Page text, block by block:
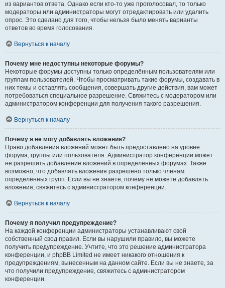
из вариантов ответа. Однако если кто-то уже проголосовал, то только
модераторы или администраторы могут отредактировать или удалить
опрос. Это сделано для того, чтобы нельзя было менять варианты
ответов во время голосования.
Вернуться к началу
Почему мне недоступны некоторые форумы?
Некоторые форумы доступны только определённым пользователям или
группам пользователей. Чтобы просматривать такие форумы, создавать в
них темы и оставлять сообщения, совершать другие действия, вам может
потребоваться специальное разрешение. Свяжитесь с модератором или
администратором конференции для получения такого разрешения.
Вернуться к началу
Почему я не могу добавлять вложения?
Право добавления вложений может быть предоставлено на уровне
форума, группы или пользователя. Администратор конференции может
не разрешить добавление вложений в определённых форумах. Также
возможно, что добавлять вложения разрешено только членам
определённых групп. Если вы не знаете, почему не можете добавлять
вложения, свяжитесь с администратором конференции.
Вернуться к началу
Почему я получил предупреждение?
На каждой конференции администраторы устанавливают свой
собственный свод правил. Если вы нарушили правило, вы можете
получить предупреждение. Учтите, что это решение администратора
конференции, и phpBB Limited не имеет никакого отношения к
предупреждениям, вынесенным на данном сайте. Если вы не знаете, за
что получили предупреждение, свяжитесь с администратором
конференции.